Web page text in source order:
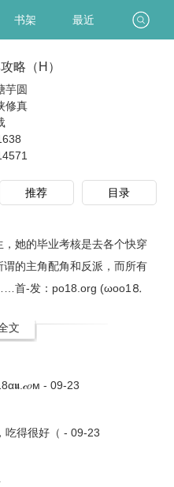
书架 最近
略（H）
芋圆
修真
推荐 目录
她的毕业考核是去各个快穿
的主角配角和反派，而所有
首-发：po18.org (ωoо1⒏
文
- 09-23
吃得很好（ - 09-23